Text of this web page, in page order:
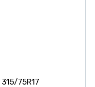
315/75R17